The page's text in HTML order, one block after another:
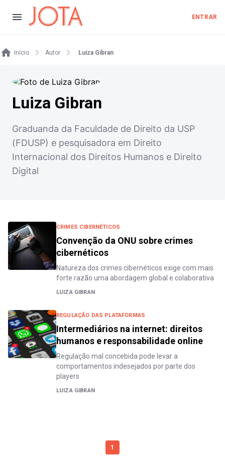
ENTRAR
Início Autor Luiza Gibran
Luiza Gibran
Graduanda da Faculdade de Direito da USP
(FDUSP) e pesquisadora em Direito
Internacional dos Direitos Humanos e Direito
Digital
CRIMES CIBERNÉTICOS
Convenção da ONU sobre crimes
cibernéticos
Natureza dos crimes cibernéticos exige com mais
forte razão uma abordagem global e colaborativa
LUIZA GIBRAN
REGULAÇÃO DAS PLATAFORMAS
Intermediários na internet: direitos
humanos e responsabilidade online
Regulação mal concebida pode levar a
comportamentos indesejados por parte dos
players
LUIZA GIBRAN
1